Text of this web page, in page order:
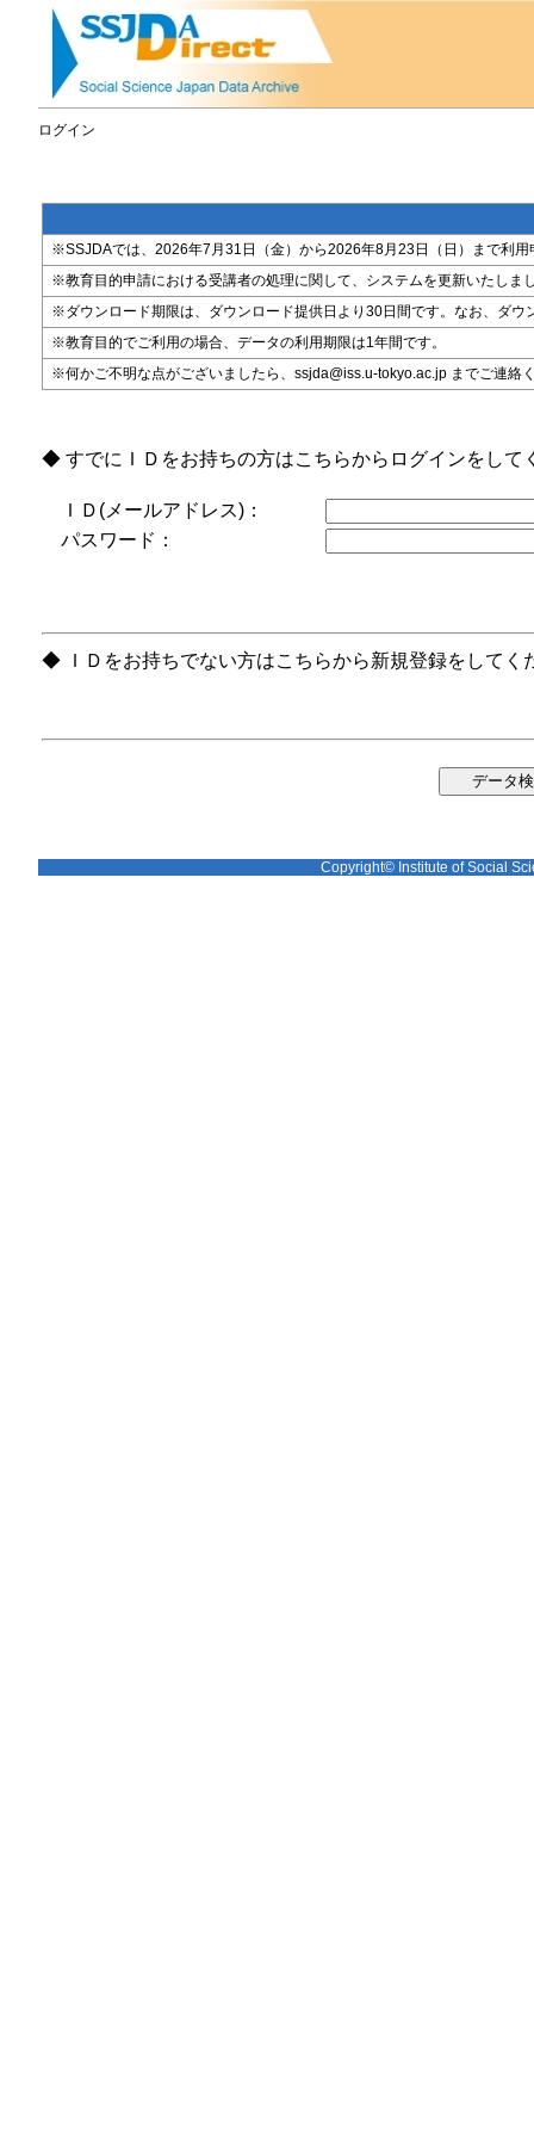
ログイン
※SSJDAでは、2026年7月31日（金）から2026年8月23日（日）まで利
※教育目的申請における受講者の処理に関して、システムを更新いたしま
※ダウンロード期限は、ダウンロード提供日より30日間です。なお、ダ
※教育目的でご利用の場合、データの利用期限は1年間です。
※何かご不明な点がございましたら、ssjda@iss.u-tokyo.ac.jp までご連絡
◆ すでにＩＤをお持ちの方はこちらからログインをして
ＩＤ(メールアドレス)：
パスワード：
◆ ＩＤをお持ちでない方はこちらから新規登録をしてく
Copyright© Institute of Social